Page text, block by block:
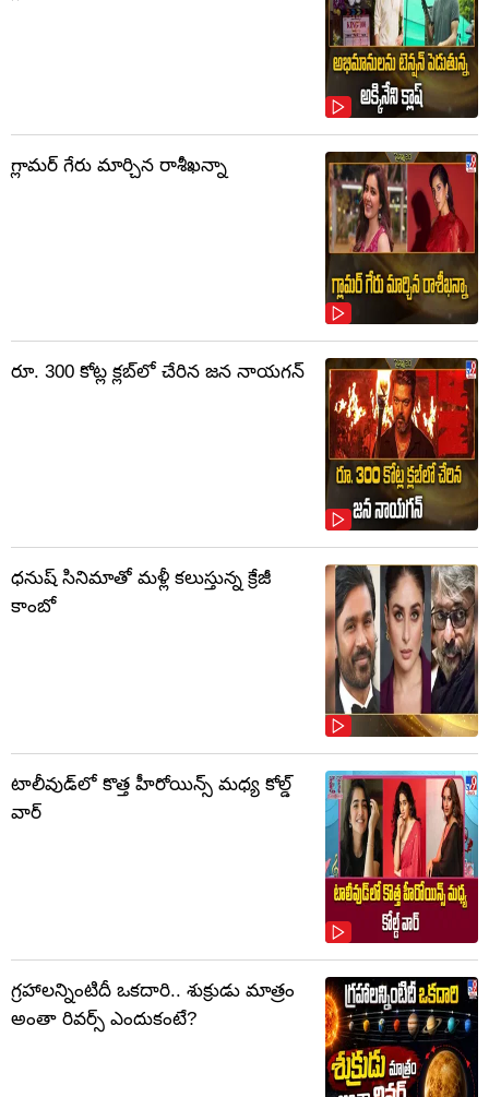
గ్లామర్ గేరు మార్చిన రాశీఖన్నా
రూ. 300 కోట్ల క్లబ్‌లో చేరిన జన నాయగన్
ధనుష్ సినిమాతో మళ్లీ కలుస్తున్న క్రేజీ
కాంబో
టాలీవుడ్‌లో కొత్త హీరోయిన్స్ మధ్య కోల్డ్
వార్
గ్రహాలన్నింటిదీ ఒకదారి.. శుక్రుడు మాత్రం
అంతా రివర్స్ ఎందుకంటే?